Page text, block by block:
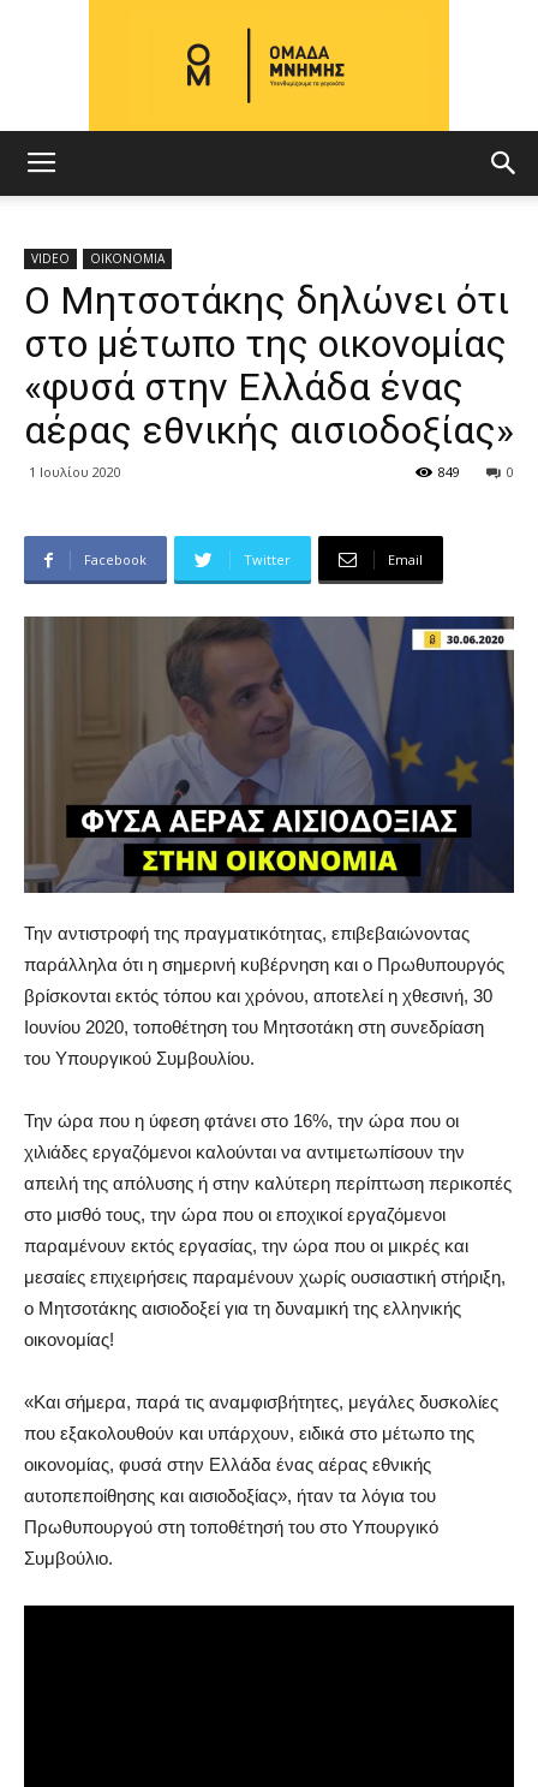
ΜΝΗΜΗΣ
VIDEO ΟΙΚΟΝΟΜΙΑ
Ο Μητσοτάκης δηλώνει ότι
στο μέτωπο της οικονομίας
«φυσά στην Ελλάδα ένας
αέρας εθνικής αισιοδοξίας»
1 Ιουλίου 2020 0
849
Facebook Twitter Email
Την αντιστροφή της πραγματικότητας, επιβεβαιώνοντας
παράλληλα ότι η σημερινή κυβέρνηση και ο Πρωθυπουργός
βρίσκονται εκτός τόπου και χρόνου, αποτελεί η χθεσινή, 30
Ιουνίου 2020, τοποθέτηση του Μητσοτάκη στη συνεδρίαση
του Υπουργικού Συμβουλίου.
Την ώρα που η ύφεση φτάνει στο 16%, την ώρα που οι
χιλιάδες εργαζόμενοι καλούνται να αντιμετωπίσουν την
απειλή της απόλυσης ή στην καλύτερη περίπτωση περικοπές
στο μισθό τους, την ώρα που οι εποχικοί εργαζόμενοι
παραμένουν εκτός εργασίας, την ώρα που οι μικρές και
μεσαίες επιχειρήσεις παραμένουν χωρίς ουσιαστική στήριξη,
ο Μητσοτάκης αισιοδοξεί για τη δυναμική της ελληνικής
οικονομίας!
«Και σήμερα, παρά τις αναμφισβήτητες, μεγάλες δυσκολίες
που εξακολουθούν και υπάρχουν, ειδικά στο μέτωπο της
οικονομίας, φυσά στην Ελλάδα ένας αέρας εθνικής
αυτοπεποίθησης και αισιοδοξίας», ήταν τα λόγια του
Πρωθυπουργού στη τοποθέτησή του στο Υπουργικό
Συμβούλιο.